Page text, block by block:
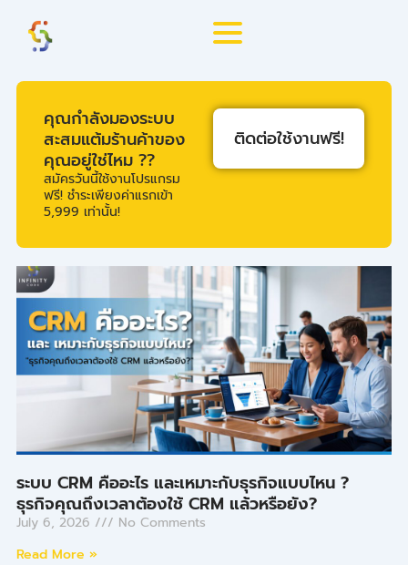
content
คุณกำลังมองระบบ
สะสมแต้มร้านค้าของ
คุณอยู่ใช่ไหม ??
สมัครวันนี้ใช้งานโปรแกรม
ฟรี! ชำระเพียงค่าแรกเข้า
5,999 เท่านั้น!
ติดต่อใช้งานฟรี!
ระบบ CRM คืออะไร และเหมาะกับธุรกิจแบบไหน ?
ธุรกิจคุณถึงเวลาต้องใช้ CRM แล้วหรือยัง?
July 6, 2026
No Comments
Read More »